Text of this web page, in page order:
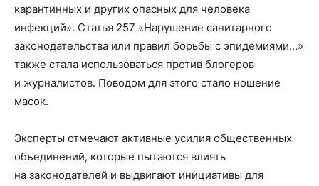
карантинных и других опасных для человека
инфекций». Статья 257 «Нарушение санитарного
законодательства или правил борьбы с эпидемиями…»
также стала использоваться против блогеров
и журналистов. Поводом для этого стало ношение
масок.
Эксперты отмечают активные усилия общественных
объединений, которые пытаются влиять
на законодателей и выдвигают инициативы для